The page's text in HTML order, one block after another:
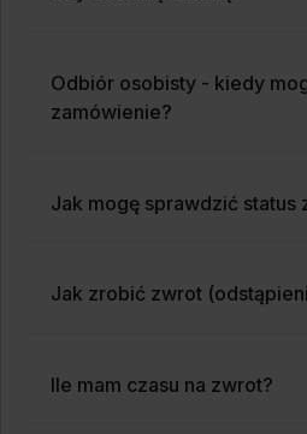
Odbiór osobisty - kiedy
zamówienie?
Jak mogę sprawdzić status
Jak zrobić zwrot
Ile mam czasu na zwrot?